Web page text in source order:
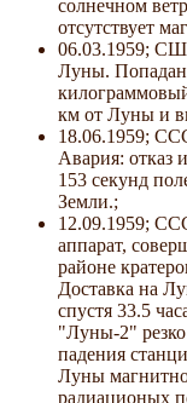
солнечном
отсутствует
06.03.1959;
Луны.
км от Луны и
18.06.1959;
Авария: отказ
153 секунд
Земли.;
12.09.1959;
аппарат,
районе
Доставка на
спустя 33.5
"Луны-2" резко
падения
Луны
радиационых